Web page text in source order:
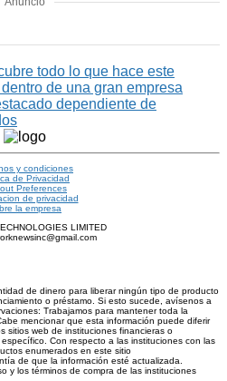
todo lo que hace este
de una gran empresa
dependiente de
y condiciones
de Privacidad
Preferences
de privacidad
la empresa
LIMITED
de dinero para liberar ningún tipo de producto
o préstamo. Si esto sucede, avísenos a
Trabajamos para mantener toda la
mencionar que esta información puede diferir
sitios web de instituciones financieras o
Con respecto a las instituciones con las
enumerados en este sitio
de que la información esté actualizada.
y los términos de compra de las instituciones